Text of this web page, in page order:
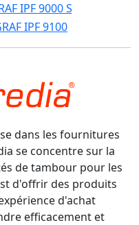
IPF 9000 S
IPF 9100
dans les fournitures
se concentre sur la
de tambour pour les
d'offrir des produits
d'achat
efficacement et